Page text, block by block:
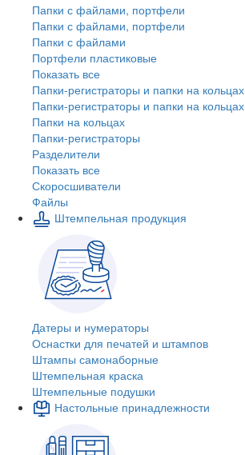
Папки с файлами, портфели
Папки с файлами, портфели
Папки с файлами
Портфели пластиковые
Показать все
Папки-регистраторы и папки на кольцах
Папки-регистраторы и папки на кольцах
Папки на кольцах
Папки-регистраторы
Разделители
Показать все
Скоросшиватели
Файлы
Штемпельная продукция
Датеры и нумераторы
Оснастки для печатей и штампов
Штампы самонаборные
Штемпельная краска
Штемпельные подушки
Настольные принадлежности